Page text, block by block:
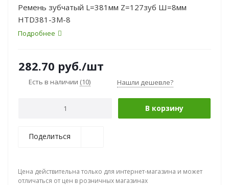
Ремень зубчатый L=381мм Z=127зуб Ш=8мм
HTD381-3M-8
Подробнее
282.70 руб./шт
Есть в наличии (10) Нашли дешевле?
В корзину
Поделиться
Цена действительна только для интернет-магазина и может
отличаться от цен в розничных магазинах